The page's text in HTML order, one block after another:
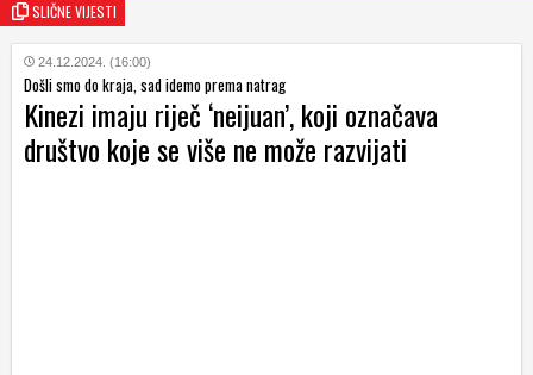
SLIČNE VIJESTI
24.12.2024. (16:00)
Došli smo do kraja, sad idemo prema natrag
Kinezi imaju riječ ‘neijuan’, koji označava
društvo koje se više ne može razvijati